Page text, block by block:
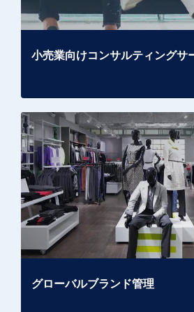
小売業向けコンサルティングサ
グローバルブランド管理